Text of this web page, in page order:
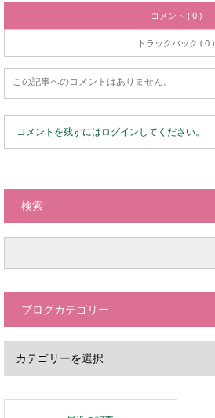
コメント ( 0 )
トラックバック ( 0 )
この記事へのコメントはありません。
コメントを残すにはログインしてください。
検索
ブログカテゴリー